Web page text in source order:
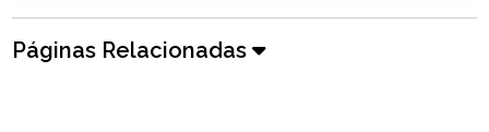
Páginas Relacionadas